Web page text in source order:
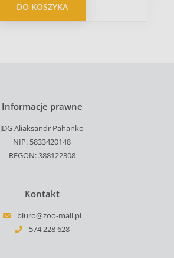
DO KOSZYKA
Informacje prawne
JDG Aliaksandr Pahanko
NIP: 5833420148
REGON: 388122308
Kontakt
biuro@zoo-mall.pl
574 228 628